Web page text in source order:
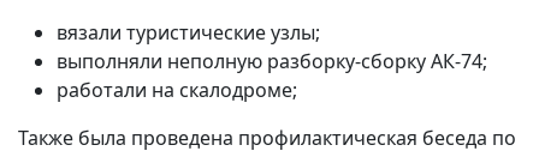
вязали туристические узлы;
выполняли неполную разборку-сборку АК-74;
работали на скалодроме;
Также была проведена профилактическая беседа по